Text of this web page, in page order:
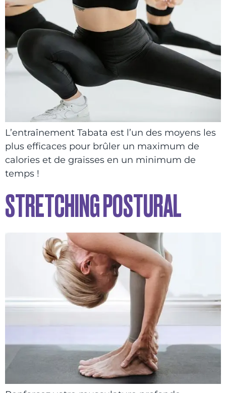
L’entraînement Tabata est l’un des moyens les
plus efficaces pour brûler un maximum de
calories et de graisses en un minimum de
temps !
STRETCHING POSTURAL